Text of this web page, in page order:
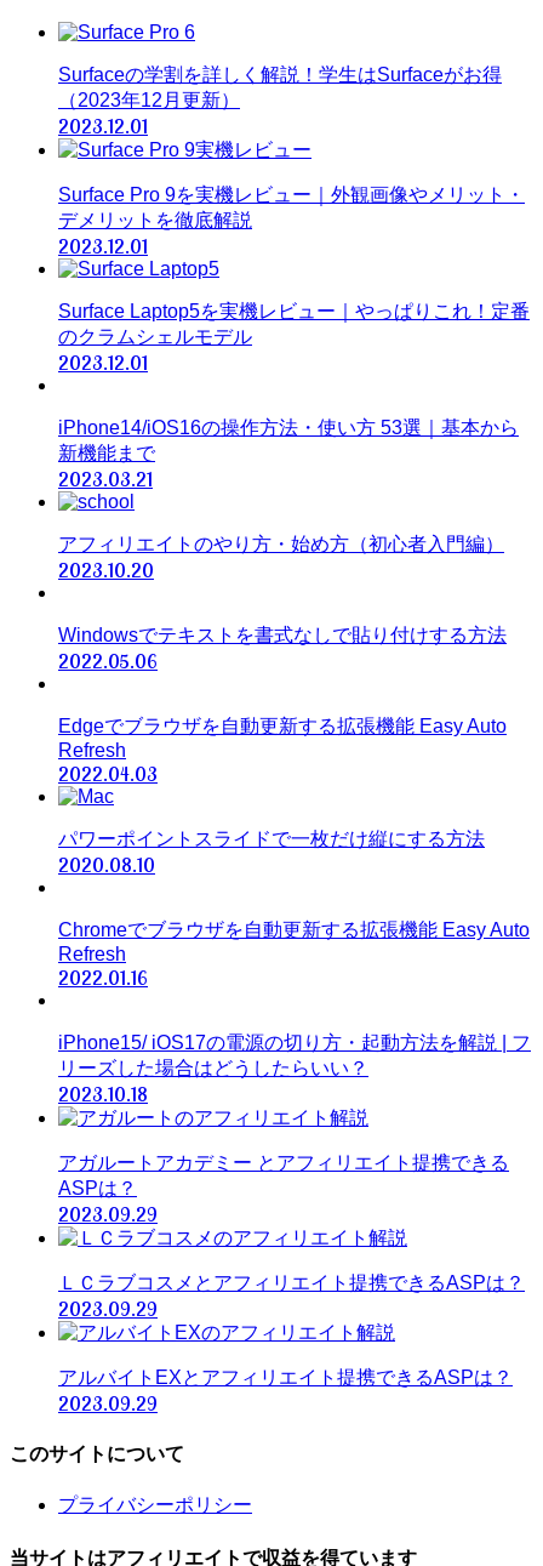
Surfaceの学割を詳しく解説！学生はSurfaceがお得
（2023年12月更新）
2023.12.01
Surface Pro 9を実機レビュー｜外観画像やメリット・
デメリットを徹底解説
2023.12.01
Surface Laptop5を実機レビュー｜やっぱりこれ！定番
のクラムシェルモデル
2023.12.01
iPhone14/iOS16の操作方法・使い方 53選｜基本から
新機能まで
2023.03.21
アフィリエイトのやり方・始め方（初心者入門編）
2023.10.20
Windowsでテキストを書式なしで貼り付けする方法
2022.05.06
Edgeでブラウザを自動更新する拡張機能 Easy Auto
Refresh
2022.04.03
パワーポイントスライドで一枚だけ縦にする方法
2020.08.10
Chromeでブラウザを自動更新する拡張機能 Easy Auto
Refresh
2022.01.16
iPhone15/ iOS17の電源の切り方・起動方法を解説 | フ
リーズした場合はどうしたらいい？
2023.10.18
アガルートアカデミー とアフィリエイト提携できる
ASPは？
2023.09.29
ＬＣラブコスメとアフィリエイト提携できるASPは？
2023.09.29
アルバイトEXとアフィリエイト提携できるASPは？
2023.09.29
このサイトについて
プライバシーポリシー
当サイトはアフィリエイトで収益を得ています